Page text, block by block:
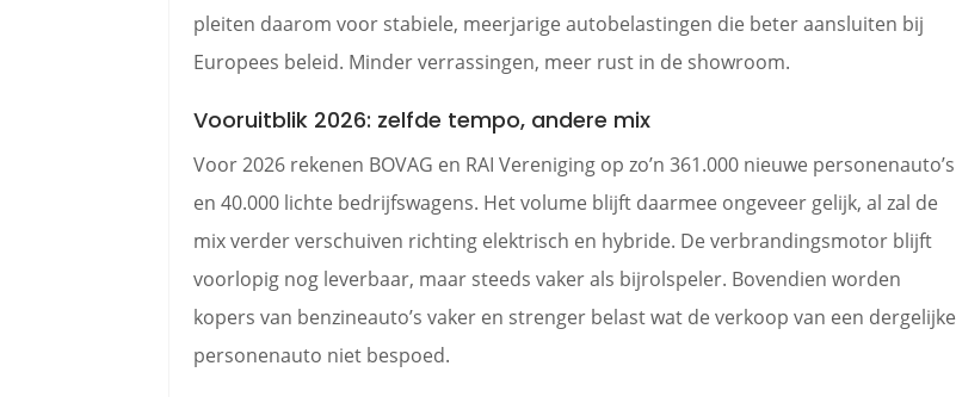
pleiten daarom voor stabiele, meerjarige autobelastingen die beter aansluiten bij
Europees beleid. Minder verrassingen, meer rust in de showroom.
Vooruitblik 2026: zelfde tempo, andere mix
Voor 2026 rekenen BOVAG en RAI Vereniging op zo’n 361.000 nieuwe personenauto’s
en 40.000 lichte bedrijfswagens. Het volume blijft daarmee ongeveer gelijk, al zal de
mix verder verschuiven richting elektrisch en hybride. De verbrandingsmotor blijft
voorlopig nog leverbaar, maar steeds vaker als bijrolspeler. Bovendien worden
kopers van benzineauto’s vaker en strenger belast wat de verkoop van een dergelijke
personenauto niet bespoed.